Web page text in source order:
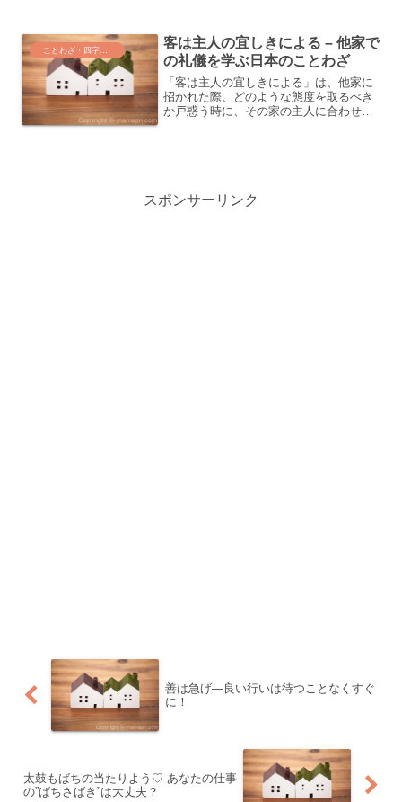
です。私たちの日常生活や...
ことわざ・四字熟語・気づき
客は主人の宜しきによる – 他家で
の礼儀を学ぶ日本のことわざ
「客は主人の宜しきによる」は、他家に
招かれた際、どのような態度を取るべき
か戸惑う時に、その家の主人に合わせる
スポンサーリンク
善は急げ―良い行いは待つことなくすぐ
に！
太鼓もばちの当たりよう♡ あなたの仕事
の”ばちさばき”は大丈夫？